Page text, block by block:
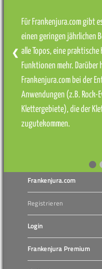
Für Frankenjura.com gibt
einen geringen jährlichen
alle Topos, eine
Funktionen mehr.
Frankenjura.com bei der
Anwendungen (z.B. Rock-
Klettergebiete), die der
zugutekommen.
❮
Frankenjura.com
Registrieren
Login
Frankenjura Premium